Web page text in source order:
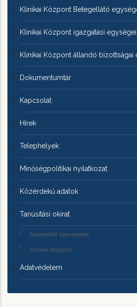
Klinikai Központ Betegellátó
Klinikai Központ igazgatási egységei
Klinikai Központ állandó bizottságai
Dokumentumtár
Kapcsolat
Hírek
Telephelyek
Minőségpolitikai nyilatkozat
Közérdekű adatok
Tanúsítási okirat
Akkreditált szervezetek
Klinikai Központ
Adatvédelem